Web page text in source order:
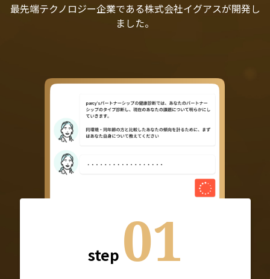
最先端テクノロジー企業である株式会社イグアスが開発し
ました。
step 01